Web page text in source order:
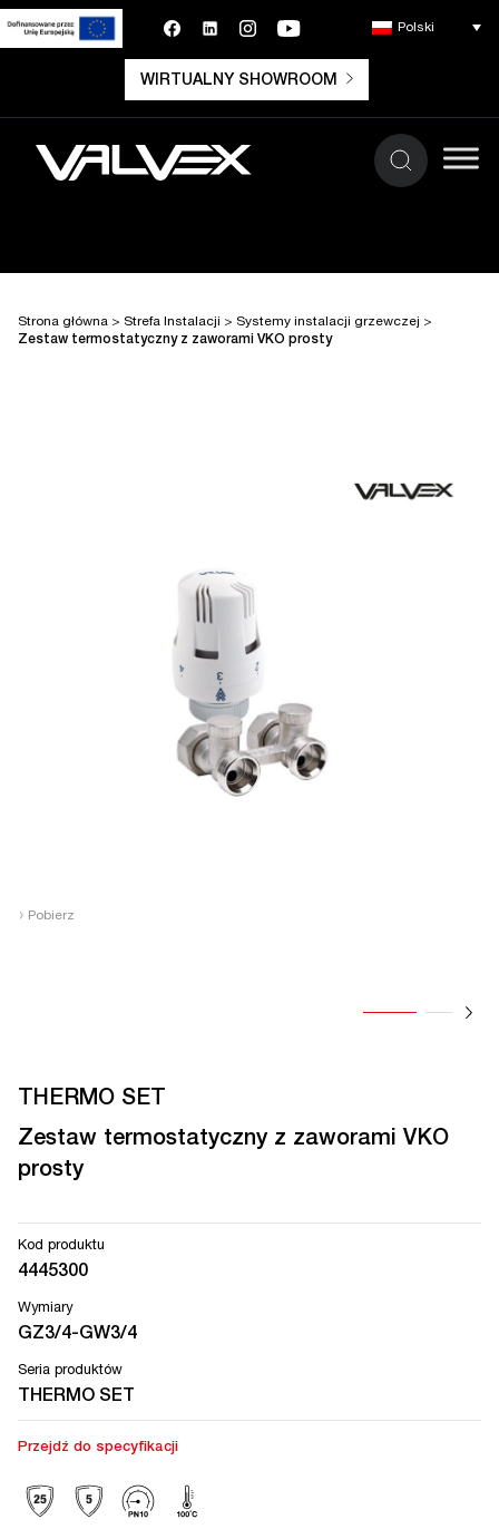
WIRTUALNY SHOWROOM
Polski
Strona główna > Strefa Instalacji > Systemy instalacji grzewczej >
Zestaw termostatyczny z zaworami VKO prosty
› Pobierz
THERMO SET
Zestaw termostatyczny z zaworami VKO
prosty
Kod produktu
4445300
Wymiary
GZ3/4-GW3/4
Seria produktów
THERMO SET
Przejdź do specyfikacji